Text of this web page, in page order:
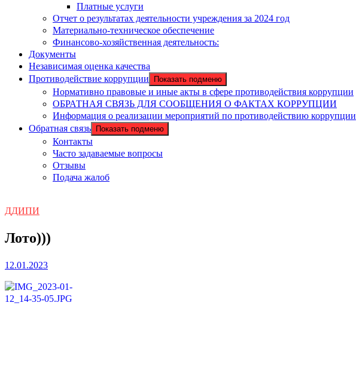
Платные услуги
Отчет о результатах деятельности учреждения за 2024 год
Материально-техническое обеспечение
Финансово-хозяйственная деятельность:
Документы
Независимая оценка качества
Противодействие коррупции
Показать подменю
Нормативно правовые и иные акты в сфере противодействия коррупции
ОБРАТНАЯ СВЯЗЬ ДЛЯ СООБЩЕНИЯ О ФАКТАХ КОРРУПЦИИ
Информация о реализации мероприятий по противодействию коррупции
Обратная связь
Показать подменю
Контакты
Часто задаваемые вопросы
Отзывы
Подача жалоб
ДДИПИ
Лото)))
12.01.2023